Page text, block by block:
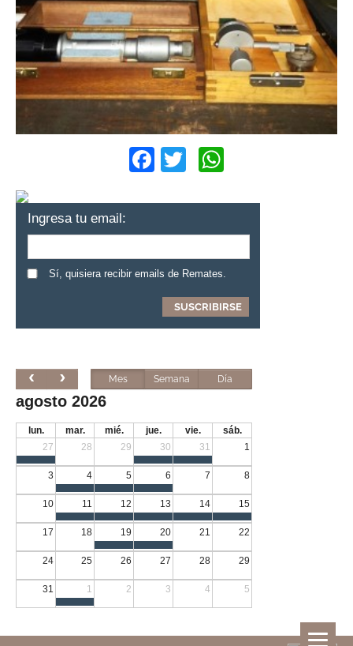
Facebook
Twitter
Ingresa tu email:
Sí, quisiera recibir emails de Remates.
Mes Semana Día
agosto 2026
lun. mar. mié. jue. vie.
sáb.
27
28 29 30 31 1
3 4 5 6 7 8
10 11 12 13 14 15
17 18 19 20 21 22
24 25 26 27 28 29
31 1 2 3 4 5